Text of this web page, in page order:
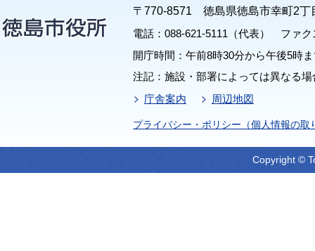
〒770-8571 徳島県徳島市幸町2丁
電話：088-621-5111（代表） ファク
開庁時間：午前8時30分から午後5時
注記：施設・部署によっては異なる
庁舎案内
周辺地図
プライバシー・ポリシー（個人情報の取
Copyright ©